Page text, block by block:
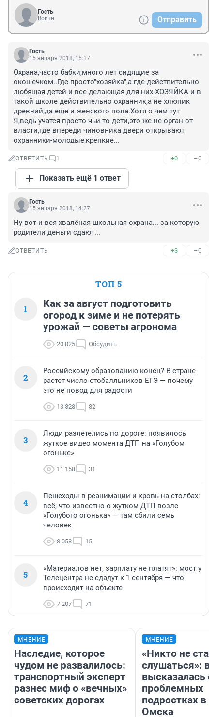
Гость
Войти
Отправить
Гость
15 января 2018, 15:17
Охрана,часто бабки,много лет сидящие за
окошечком..Где просто"хозяйка",а где действительно
любящая детей и все делающая для них-ХОЗЯЙКА и в
такой школе действительно охранник,а не хлюпик
древний,да еще и женского пола.Хотя о чем тут
Я,ведь учатся просто чьи то дети,это же не орган от
власти,где впереди чиновника двери открывают
охранники-молодые,крепкие...
ОТВЕТИТЬ 1 +0 –0
Показать ещё 1 ответ
Гость
15 января 2018, 14:27
Ну вот и вся хвалёная школьная охрана... за которую
родители деньги сдают...
ОТВЕТИТЬ +3 –0
ТОП 5
1
Как за август подготовить
огород к зиме и не потерять
урожай — советы агронома
20 025 Обсудить
2
Российскому образованию конец? В стране
растет число стобалльников ЕГЭ — почему
это не повод для радости
13 828 82
3
Люди разлетелись по дороге: появилось
жуткое видео момента ДТП на «Голубом
огоньке»
11 158 31
4
Пешеходы в реанимации и кровь на столбах:
всё, что известно о жутком ДТП возле
«Голубого огонька» — там сбили семь
человек
8 058 15
5
«Материалов нет, зарплату не платят»: мост у
Телецентра не сдадут к 1 сентября — что
происходит на объекте
7 207 71
МНЕНИЕ
Наследие, которое
чудом не развалилось:
транспортный эксперт
разнес миф о «вечных»
советских дорогах
МНЕНИЕ
«Никто не
слушаться»:
высказалась о
проблемных
подростках в
Омска